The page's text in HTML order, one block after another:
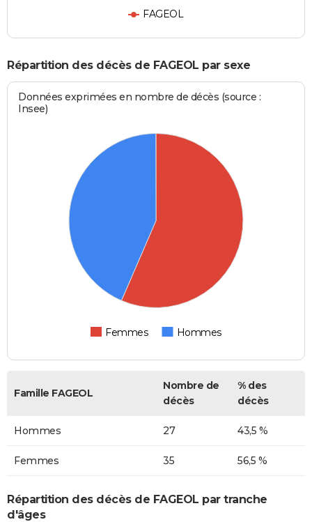
FAGEOL
Répartition des décès de FAGEOL par sexe
Données exprimées en nombre de décès (source :
Insee)
Femmes Hommes
Famille FAGEOL
Nombre de
décès
% des
décès
Hommes 27 43,5 %
Femmes 35 56,5 %
Répartition des décès de FAGEOL par tranche
d'âges